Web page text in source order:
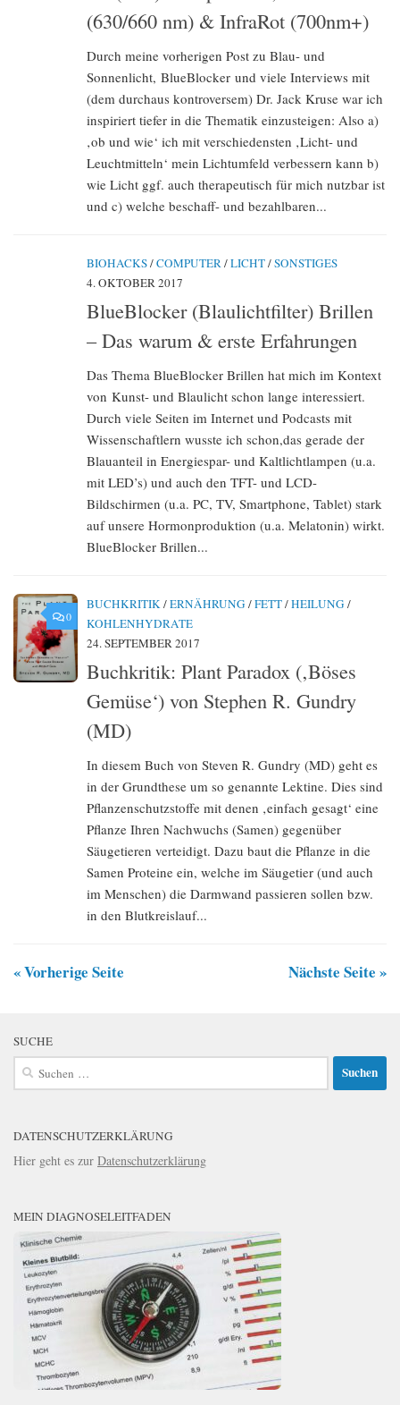
(630/660 nm) & InfraRot (700nm+)
Durch meine vorherigen Post zu Blau- und
Sonnenlicht, BlueBlocker und viele Interviews mit
(dem durchaus kontroversem) Dr. Jack Kruse war ich
inspiriert tiefer in die Thematik einzusteigen: Also a)
‚ob und wie‘ ich mit verschiedensten ‚Licht- und
Leuchtmitteln‘ mein Lichtumfeld verbessern kann b)
wie Licht ggf. auch therapeutisch für mich nutzbar ist
und c) welche beschaff- und bezahlbaren...
BIOHACKS/COMPUTER/LICHT/SONSTIGES
4. OKTOBER 2017
BlueBlocker (Blaulichtfilter) Brillen
– Das warum & erste Erfahrungen
Das Thema BlueBlocker Brillen hat mich im Kontext
von Kunst- und Blaulicht schon lange interessiert.
Durch viele Seiten im Internet und Podcasts mit
Wissenschaftlern wusste ich schon,das gerade der
Blauanteil in Energiespar- und Kaltlichtlampen (u.a.
mit LED’s) und auch den TFT- und LCD-
Bildschirmen (u.a. PC, TV, Smartphone, Tablet) stark
auf unsere Hormonproduktion (u.a. Melatonin) wirkt.
BlueBlocker Brillen...
0
BUCHKRITIK /ERNÄHRUNG /FETT/HEILUNG /
KOHLENHYDRATE
24. SEPTEMBER 2017
Buchkritik: Plant Paradox (‚Böses
Gemüse‘) von Stephen R. Gundry
(MD)
In diesem Buch von Steven R. Gundry (MD) geht es
in der Grundthese um so genannte Lektine. Dies sind
Pflanzenschutzstoffe mit denen ‚einfach gesagt‘ eine
Pflanze Ihren Nachwuchs (Samen) gegenüber
Säugetieren verteidigt. Dazu baut die Pflanze in die
Samen Proteine ein, welche im Säugetier (und auch
im Menschen) die Darmwand passieren sollen bzw.
in den Blutkreislauf...
« Vorherige Seite Nächste Seite »
SUCHE
Suchen
DATENSCHUTZERKLÄRUNG
Hier geht es zur Datenschutzerklärung
MEIN DIAGNOSELEITFADEN